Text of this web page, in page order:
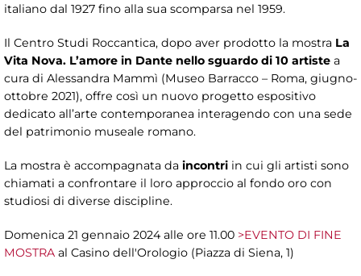
italiano dal 1927 fino alla sua scomparsa nel 1959.
Il Centro Studi Roccantica, dopo aver prodotto la mostra La
Vita Nova. L’amore in Dante nello sguardo di 10 artiste a
cura di Alessandra Mammì (Museo Barracco – Roma, giugno-
ottobre 2021), offre così un nuovo progetto espositivo
dedicato all’arte contemporanea interagendo con una sede
del patrimonio museale romano.
La mostra è accompagnata da incontri in cui gli artisti sono
chiamati a confrontare il loro approccio al fondo oro con
studiosi di diverse discipline.
Domenica 21 gennaio 2024 alle ore 11.00 >EVENTO DI FINE
MOSTRA al Casino dell'Orologio (Piazza di Siena, 1)